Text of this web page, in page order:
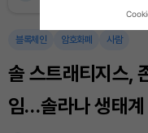
Bitcoin (BTC)
블록체인 암호화폐 사람
솔 스트래티지스,
임…솔라나 생태계